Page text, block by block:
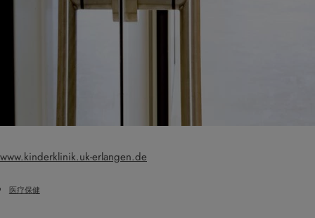
www.kinderklinik.uk-erlangen.de
医疗保健